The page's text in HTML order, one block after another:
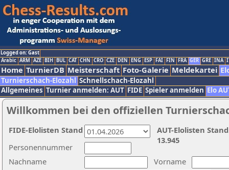
Logged on: Gast
Arabic ARM AZE BIH BUL CAT CHN CRO CZE DEN ENG ESP FAI FIN FRA GER GRE INA
Home TurnierDB Meisterschaft Foto-Galerie Meldekartei
Turnierschach-Elozahl Schnellschach-Elozahl
Allgemeines Turnier anmelden: AUT FIDE Spieler anmelden Elo
Willkommen bei den offiziellen
Nachname
Vorname
Personennummer
AUT-Elolisten
13.945
FIDE-Elolisten Stand